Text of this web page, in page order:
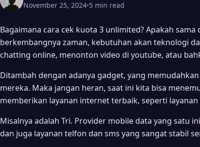
November 25, 2024•5 min read
Bagaimana cara cek kuota 3 unlimited? Apakah
berkembangnya zaman, kebutuhan akan teknologi
chatting online, menonton video di youtube, atau
Ditambah dengan adanya gadget, yang
mereka. Maka jangan heran, saat ini kita bisa
memberikan layanan internet terbaik, seperti
Misalnya adalah Tri. Provider mobile data yang satu
dan juga layanan telfon dan sms yang sangat stabil